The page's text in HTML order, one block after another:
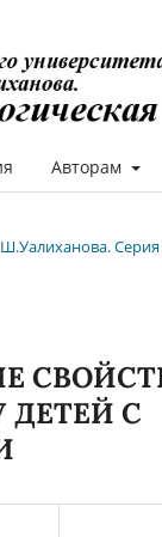
Авторам
ДЕТЕЙ С